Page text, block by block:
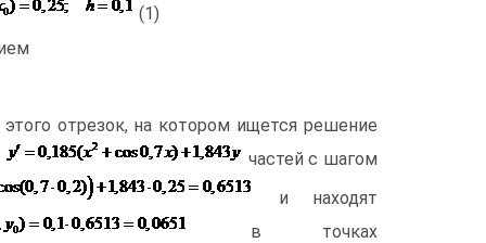
(1)
отрезок, на котором ищется решение
частей с шагом
и находят
в точках